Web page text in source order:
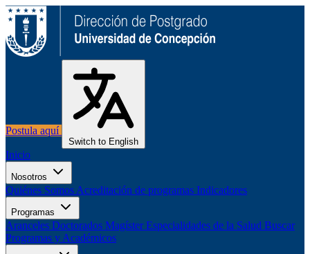
Postula aquí
Switch to English
Inicio
Nosotros
Quiénes Somos Acreditación de programas Indicadores
Programas
Aranceles Doctorados Magíster Especialidades de la Salud Buscar
Programas y Académicos